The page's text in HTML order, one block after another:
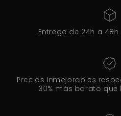
Entrega de 24h a
Precios inmejorables
30% más barato